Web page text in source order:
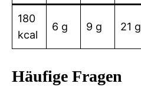
180
kcal
6 g 9 g 21 g
Häufige Fragen